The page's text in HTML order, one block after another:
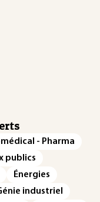
- Pharma
publics
Énergies
industriel